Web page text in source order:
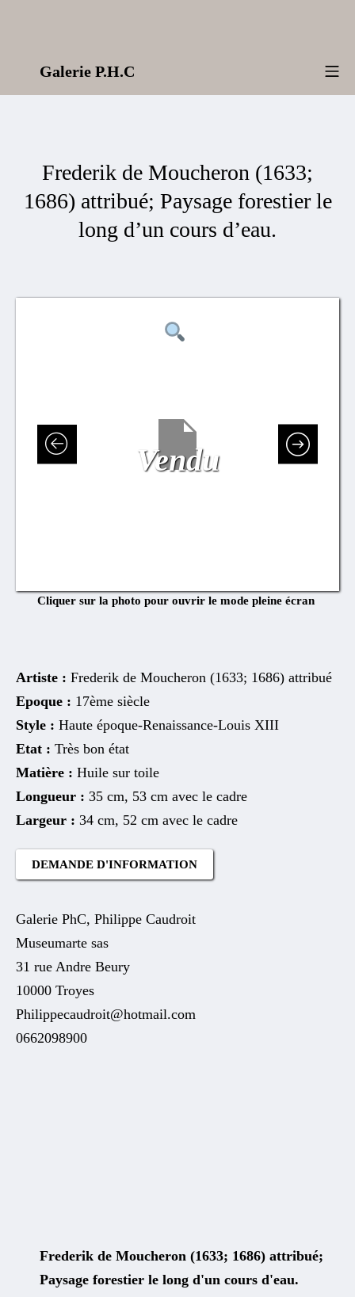
Galerie P.H.C
Frederik de Moucheron (1633;
1686) attribué; Paysage forestier le
long d’un cours d’eau.
Vendu
Cliquer sur la photo pour ouvrir le mode pleine écran
Artiste : Frederik de Moucheron (1633; 1686) attribué
Epoque : 17ème siècle
Style : Haute époque-Renaissance-Louis XIII
Etat : Très bon état
Matière : Huile sur toile
Longueur : 35 cm, 53 cm avec le cadre
Largeur : 34 cm, 52 cm avec le cadre
DEMANDE D'INFORMATION
Galerie PhC, Philippe Caudroit
Museumarte sas
31 rue Andre Beury
10000 Troyes
Philippecaudroit@hotmail.com
0662098900
Frederik de Moucheron (1633; 1686) attribué;
Paysage forestier le long d'un cours d'eau.